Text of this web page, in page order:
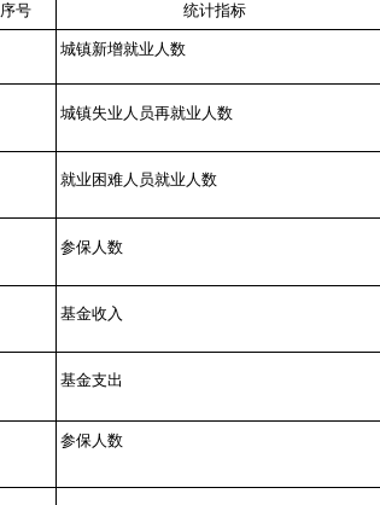
序号 统计指标
城镇新增就业人数
城镇失业人员再就业人数
就业困难人员就业人数
参保人数
基金收入
基金支出
参保人数